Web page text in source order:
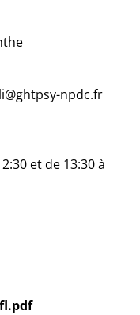
npdc.fr
et de 13:30 à